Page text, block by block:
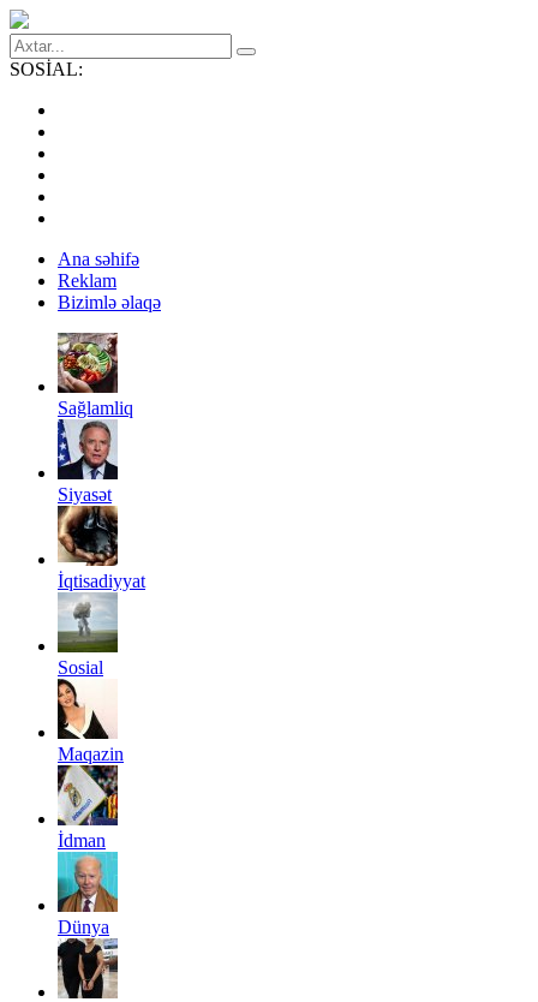
SOSİAL:
Ana səhifə
Reklam
Bizimlə əlaqə
Sağlamliq
Siyasət
İqtisadiyyat
Sosial
Maqazin
İdman
Dünya